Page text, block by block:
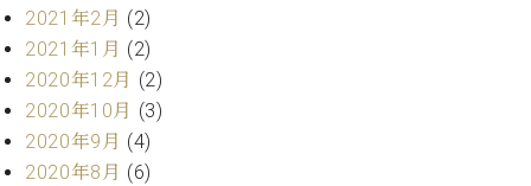
ー
ビ
ス
(
調
律
2021年2月 (2)
2021年1月 (2)
2020年12月 (2)
2020年10月 (3)
2020年9月 (4)
2020年8月 (6)